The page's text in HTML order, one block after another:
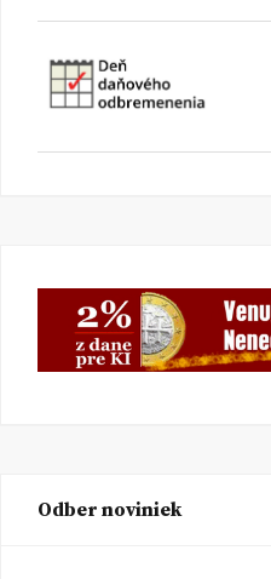
Odber noviniek